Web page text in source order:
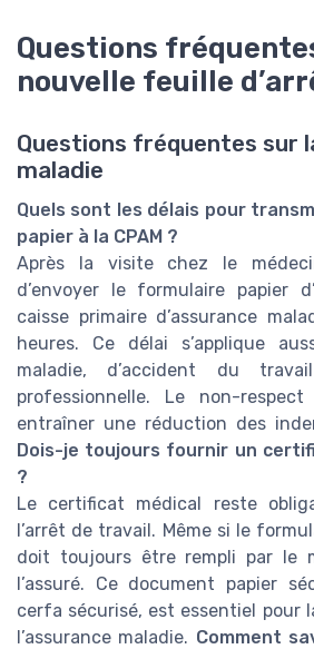
Questions
nouvelle feuille
Questions fréquentes sur
maladie
Quels sont les délais pour
papier à la CPAM ?
Après la visite chez le
d’envoyer le formulaire papier
caisse primaire d’assurance
heures. Ce délai s’applique
maladie, d’accident du
professionnelle. Le non-
entraîner une réduction des
Dois-je toujours fournir un
?
Le certificat médical reste
l’arrêt de travail. Même si le
doit toujours être rempli par le
l’assuré. Ce document papier
cerfa sécurisé, est essentiel pour
l’assurance maladie. Comment